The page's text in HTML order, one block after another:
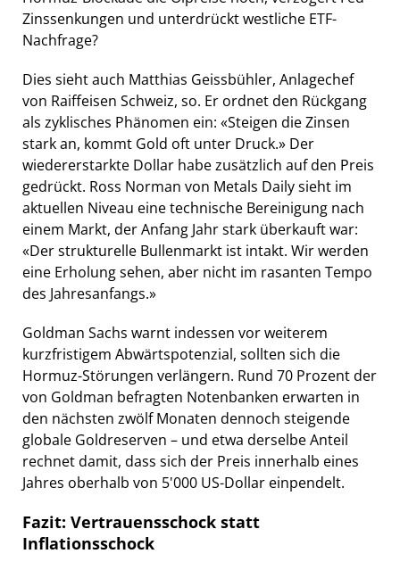
Zinssenkungen und unterdrückt westliche ETF-
Nachfrage?
Dies sieht auch Matthias Geissbühler, Anlagechef
von Raiffeisen Schweiz, so. Er ordnet den Rückgang
als zyklisches Phänomen ein: «Steigen die Zinsen
stark an, kommt Gold oft unter Druck.» Der
wiedererstarkte Dollar habe zusätzlich auf den Preis
gedrückt. Ross Norman von Metals Daily sieht im
aktuellen Niveau eine technische Bereinigung nach
einem Markt, der Anfang Jahr stark überkauft war:
«Der strukturelle Bullenmarkt ist intakt. Wir werden
eine Erholung sehen, aber nicht im rasanten Tempo
des Jahresanfangs.»
Goldman Sachs warnt indessen vor weiterem
kurzfristigem Abwärtspotenzial, sollten sich die
Hormuz-Störungen verlängern. Rund 70 Prozent der
von Goldman befragten Notenbanken erwarten in
den nächsten zwölf Monaten dennoch steigende
globale Goldreserven – und etwa derselbe Anteil
rechnet damit, dass sich der Preis innerhalb eines
Jahres oberhalb von 5'000 US-Dollar einpendelt.
Fazit: Vertrauensschock statt
Inflationsschock